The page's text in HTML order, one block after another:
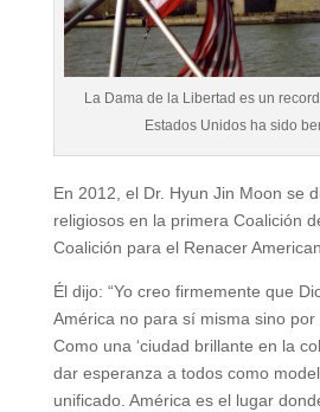
La Dama de la Libertad es un
Estados Unidos ha sido
En 2012, el Dr. Hyun Jin Moon se
religiosos en la primera Coalición
Coalición para el Renacer
Él dijo: “Yo creo firmemente que
América no para sí misma sino
Como una ‘ciudad brillante en la
dar esperanza a todos como
unificado. América es el lugar